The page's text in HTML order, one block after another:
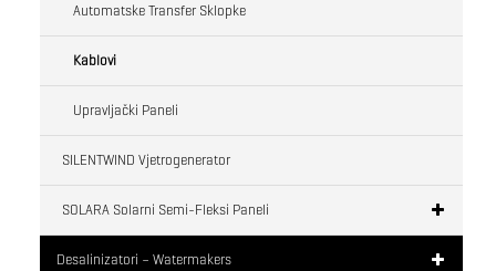
Automatske Transfer Sklopke
Kablovi
Upravljački Paneli
SILENTWIND Vjetrogenerator
SOLARA Solarni Semi-Fleksi Paneli
Desalinizatori – Watermakers